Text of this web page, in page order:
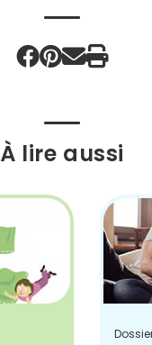
À lire aussi